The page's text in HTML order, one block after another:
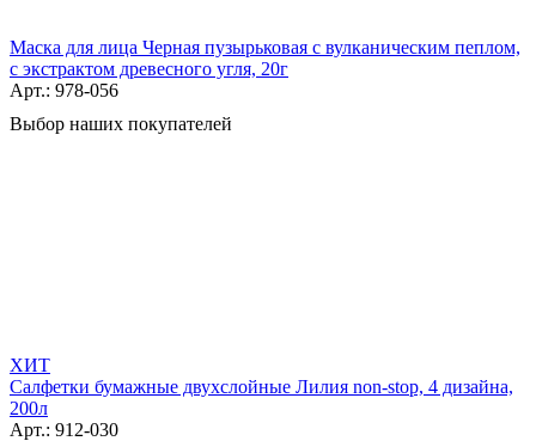
Маска для лица Черная пузырьковая с вулканическим пеплом,
с экстрактом древесного угля, 20г
Арт.: 978-056
Выбор наших покупателей
ХИТ
Салфетки бумажные двухслойные Лилия non-stop, 4 дизайна,
200л
Арт.: 912-030